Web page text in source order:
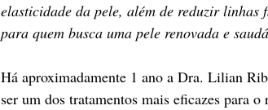
elasticidade da pele, além de reduzir linhas
para quem busca uma pele renovada e
Há aproximadamente 1 ano a Dra. Lilian
ser um dos tratamentos mais eficazes para o